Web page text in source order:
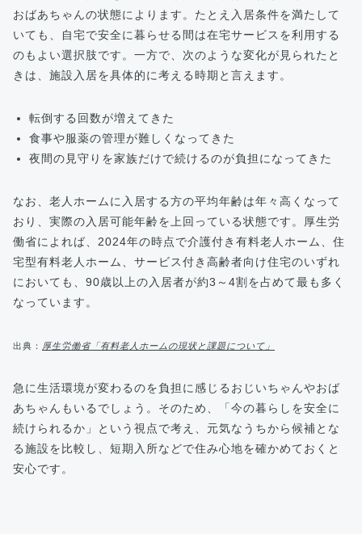
おばあちゃんの状態によります。たとえ入居条件を満たして
いても、自宅で安全に暮らせる間は在宅サービスを利用する
のもよい選択肢です。一方で、次のような変化が見られたと
きは、施設入居を具体的に考える時期と言えます。
転倒する回数が増えてきた
食事や服薬の管理が難しくなってきた
夜間の見守りを家族だけで続けるのが負担になってきた
なお、老人ホームに入居する方の平均年齢は年々高くなって
おり、実際の入居可能年齢を上回っている状態です。厚生労
働省によれば、2024年の時点で介護付き有料老人ホーム、住
宅型有料老人ホーム、サービス付き高齢者向け住宅のいずれ
においても、90歳以上の入居者が約3～4割を占めて最も多く
なっています。
出典： 厚生労働省「有料老人ホームの現状と課題について」
急に生活環境が変わるのを負担に感じるおじいちゃんやおば
あちゃんもいるでしょう。そのため、「今の暮らしを安全に
続けられるか」という視点で考え、元気なうちから候補とな
る施設を比較し、短期入所などで住み心地を確かめておくと
安心です。